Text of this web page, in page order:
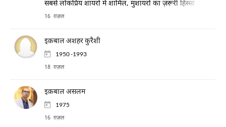
सबसे लोकप्रिय शायरों में शामिल, मुशायरों का ज़रूरी हिस्सा
16 ग़ज़ल
इक़बाल अशहर कुरैशी
1950 -1993
18 ग़ज़ल
इक़बाल असलम
1975
16 ग़ज़ल